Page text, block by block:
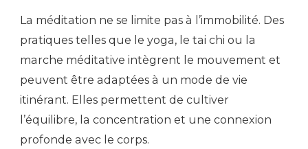
La méditation ne se limite pas à l’immobilité. Des
pratiques telles que le yoga, le tai chi ou la
marche méditative intègrent le mouvement et
peuvent être adaptées à un mode de vie
itinérant. Elles permettent de cultiver
l’équilibre, la concentration et une connexion
profonde avec le corps.